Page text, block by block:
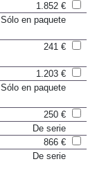
1.852 €
Sólo en paquete
241 €
1.203 €
Sólo en paquete
250 €
De serie
866 €
De serie